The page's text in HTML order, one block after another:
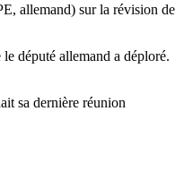
allemand) sur la révision de
député allemand a déploré.
sa dernière réunion